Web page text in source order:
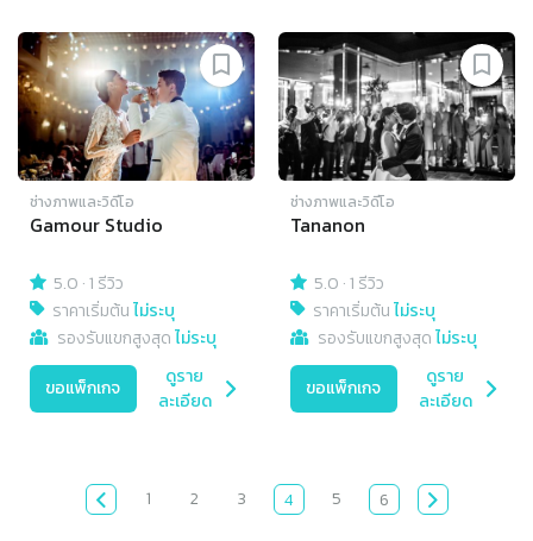
ช่างภาพและวิดีโอ
Gamour Studio
5.0 ·1 รีวิว
ราคาเริ่มต้นไม่ระบุ
รองรับแขกสูงสุดไม่ระบุ
ขอแพ็กเกจ
ดูราย
ละเอียด
ช่างภาพและวิดีโอ
Tananon
5.0 ·1 รีวิว
ราคาเริ่มต้นไม่ระบุ
รองรับแขกสูงสุดไม่ระบุ
ขอแพ็กเกจ
ดูราย
ละเอียด
1 2 3 4 5 6